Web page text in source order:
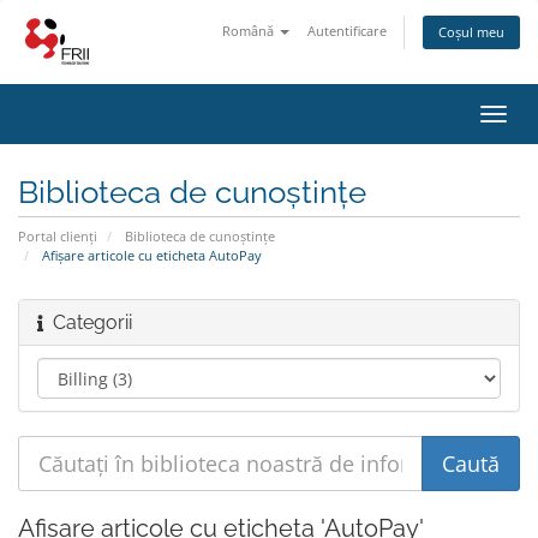
Română Autentificare Coșul meu
Biblioteca de cunoștințe
Portal clienți
Biblioteca de cunoștințe
Afișare articole cu eticheta AutoPay
Categorii
Afișare articole cu eticheta 'AutoPay'